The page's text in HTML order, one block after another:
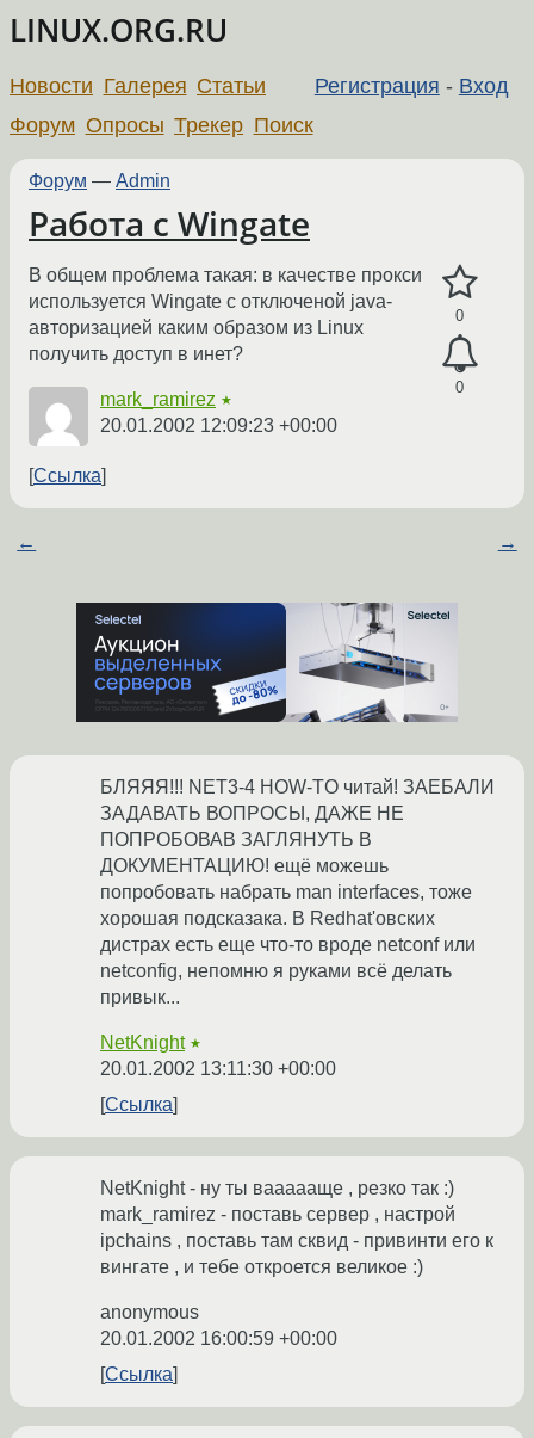
LINUX.ORG.RU
Регистрация - Вход
Новости Галерея Статьи
Форум Опросы Трекер Поиск
Форум — Admin
Работа с Wingate
0
0
В общем проблема такая: в качестве прокси
используется Wingate с отключеной java-
авторизацией каким образом из Linux
получить доступ в инет?
mark_ramirez ★
20.01.2002 12:09:23 +00:00
Ссылка
← →
БЛЯЯЯ!!! NET3-4 HOW-TO читай! ЗАЕБАЛИ
ЗАДАВАТЬ ВОПРОСЫ, ДАЖЕ НЕ
ПОПРОБОВАВ ЗАГЛЯНУТЬ В
ДОКУМЕНТАЦИЮ! ещё можешь
попробовать набрать man interfaces, тоже
хорошая подсказака. В Redhat'овских
дистрах есть еще что-то вроде netconf или
netconfig, непомню я руками всё делать
привык...
NetKnight ★
20.01.2002 13:11:30 +00:00
Ссылка
NetKnight - ну ты ваааааще , резко так :)
mark_ramirez - поставь сервер , настрой
ipchains , поставь там сквид - привинти его к
вингате , и тебе откроется великое :)
anonymous
20.01.2002 16:00:59 +00:00
Ссылка